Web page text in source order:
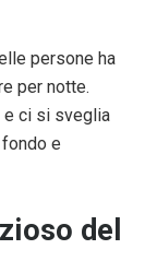
persone ha
per notte.
ci si sveglia
e
del